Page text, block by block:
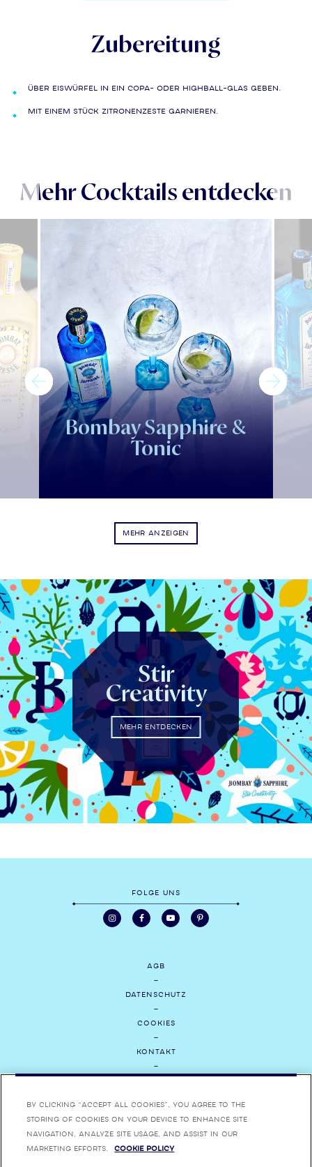
Zubereitung
Über Eiswürfel in ein Copa- oder Highball-Glas geben.
Mit einem Stück Zitronenzeste garnieren.
Mehr Cocktails entdecken
Bombay Sapphire &
Tonic
MEHR ANZEIGEN
Stir
Creativity
MEHR ENTDECKEN
FOLGE UNS
AGB
DATENSCHUTZ
COOKIES
KONTAKT
JOBS
IMPRESSUM
By clicking “Accept All Cookies”, you agree to the
storing of cookies on your device to enhance site
navigation, analyze site usage, and assist in our
marketing efforts.
Cookie Policy